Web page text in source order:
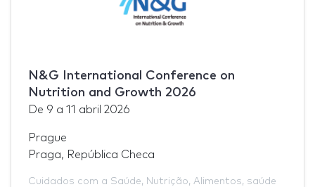
N&G International Conference on
Nutrition and Growth 2026
De 9 a 11 abril 2026
Prague
Praga, República Checa
Cuidados com a Saúde, Nutrição, Alimentos, saúde